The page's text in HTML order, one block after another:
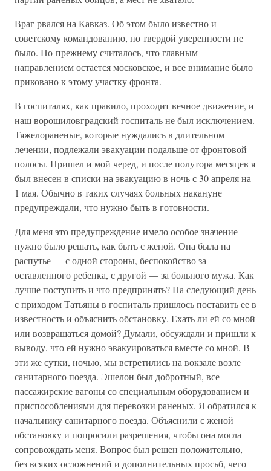
Враг рвался на Кавказ. Об этом было известно и
советскому командованию, но твердой уверенности не
было. По-прежнему считалось, что главным
направлением остается московское, и все внимание было
приковано к этому участку фронта.
В госпиталях, как правило, проходит вечное движение, и
наш ворошиловградский госпиталь не был исключением.
Тяжелораненые, которые нуждались в длительном
лечении, подлежали эвакуации подальше от фронтовой
полосы. Пришел и мой черед, и после полутора месяцев я
был внесен в списки на эвакуацию в ночь с 30 апреля на
1 мая. Обычно в таких случаях больных накануне
предупреждали, что нужно быть в готовности.
Для меня это предупреждение имело особое значение —
нужно было решать, как быть с женой. Она была на
распутье — с одной стороны, беспокойство за
оставленного ребенка, с другой — за больного мужа. Как
лучше поступить и что предпринять? На следующий день
с приходом Татьяны в госпиталь пришлось поставить ее в
известность и объяснить обстановку. Ехать ли ей со мной
или возвращаться домой? Думали, обсуждали и пришли к
выводу, что ей нужно эвакуироваться вместе со мной. В
эти же сутки, ночью, мы встретились на вокзале возле
санитарного поезда. Эшелон был добротный, все
пассажирские вагоны со специальным оборудованием и
приспособлениями для перевозки раненых. Я обратился к
начальнику санитарного поезда. Объяснили с женой
обстановку и попросили разрешения, чтобы она могла
сопровождать меня. Вопрос был решен положительно,
без всяких осложнений и дополнительных просьб, чего